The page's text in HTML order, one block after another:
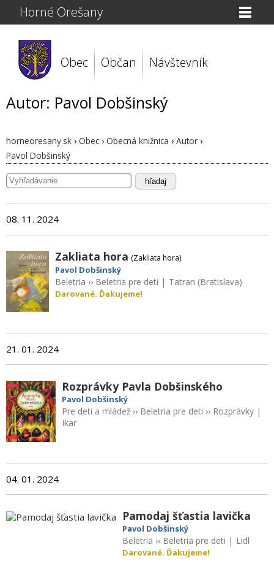
Horné Orešany
Obec Občan Návštevník
Autor: Pavol Dobšinský
horneoresany.sk › Obec › Obecná knižnica › Autor ›
Pavol Dobšinský
hľadaj
08. 11. 2024
Zakliata hora (Zakliata hora)
Pavol Dobšinský
Beletria ›› Beletria pre deti | Tatran (Bratislava)
Darované. Ďakujeme!
21. 01. 2024
Rozprávky Pavla Dobšinského
Pavol Dobšinský
Pre deti a mládež ›› Beletria pre deti ›› Rozprávky |
Ikar
04. 01. 2024
Pamodaj šťastia lavička
Pavol Dobšinský
Beletria ›› Beletria pre deti | Lidl
Darované. Ďakujeme!